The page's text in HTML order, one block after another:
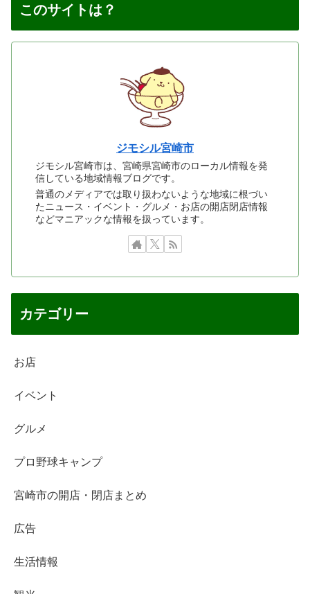
このサイトは？
ジモシル宮崎市
ジモシル宮崎市は、宮崎県宮崎市のローカル情報を発
信している地域情報ブログです。
普通のメディアでは取り扱わないような地域に根づい
たニュース・イベント・グルメ・お店の開店閉店情報
などマニアックな情報を扱っています。
カテゴリー
お店
イベント
グルメ
プロ野球キャンプ
宮崎市の開店・閉店まとめ
広告
生活情報